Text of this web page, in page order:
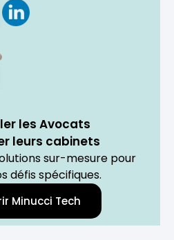
les Avocats
leurs cabinets
sur-mesure pour
défis spécifiques.
Minucci Tech